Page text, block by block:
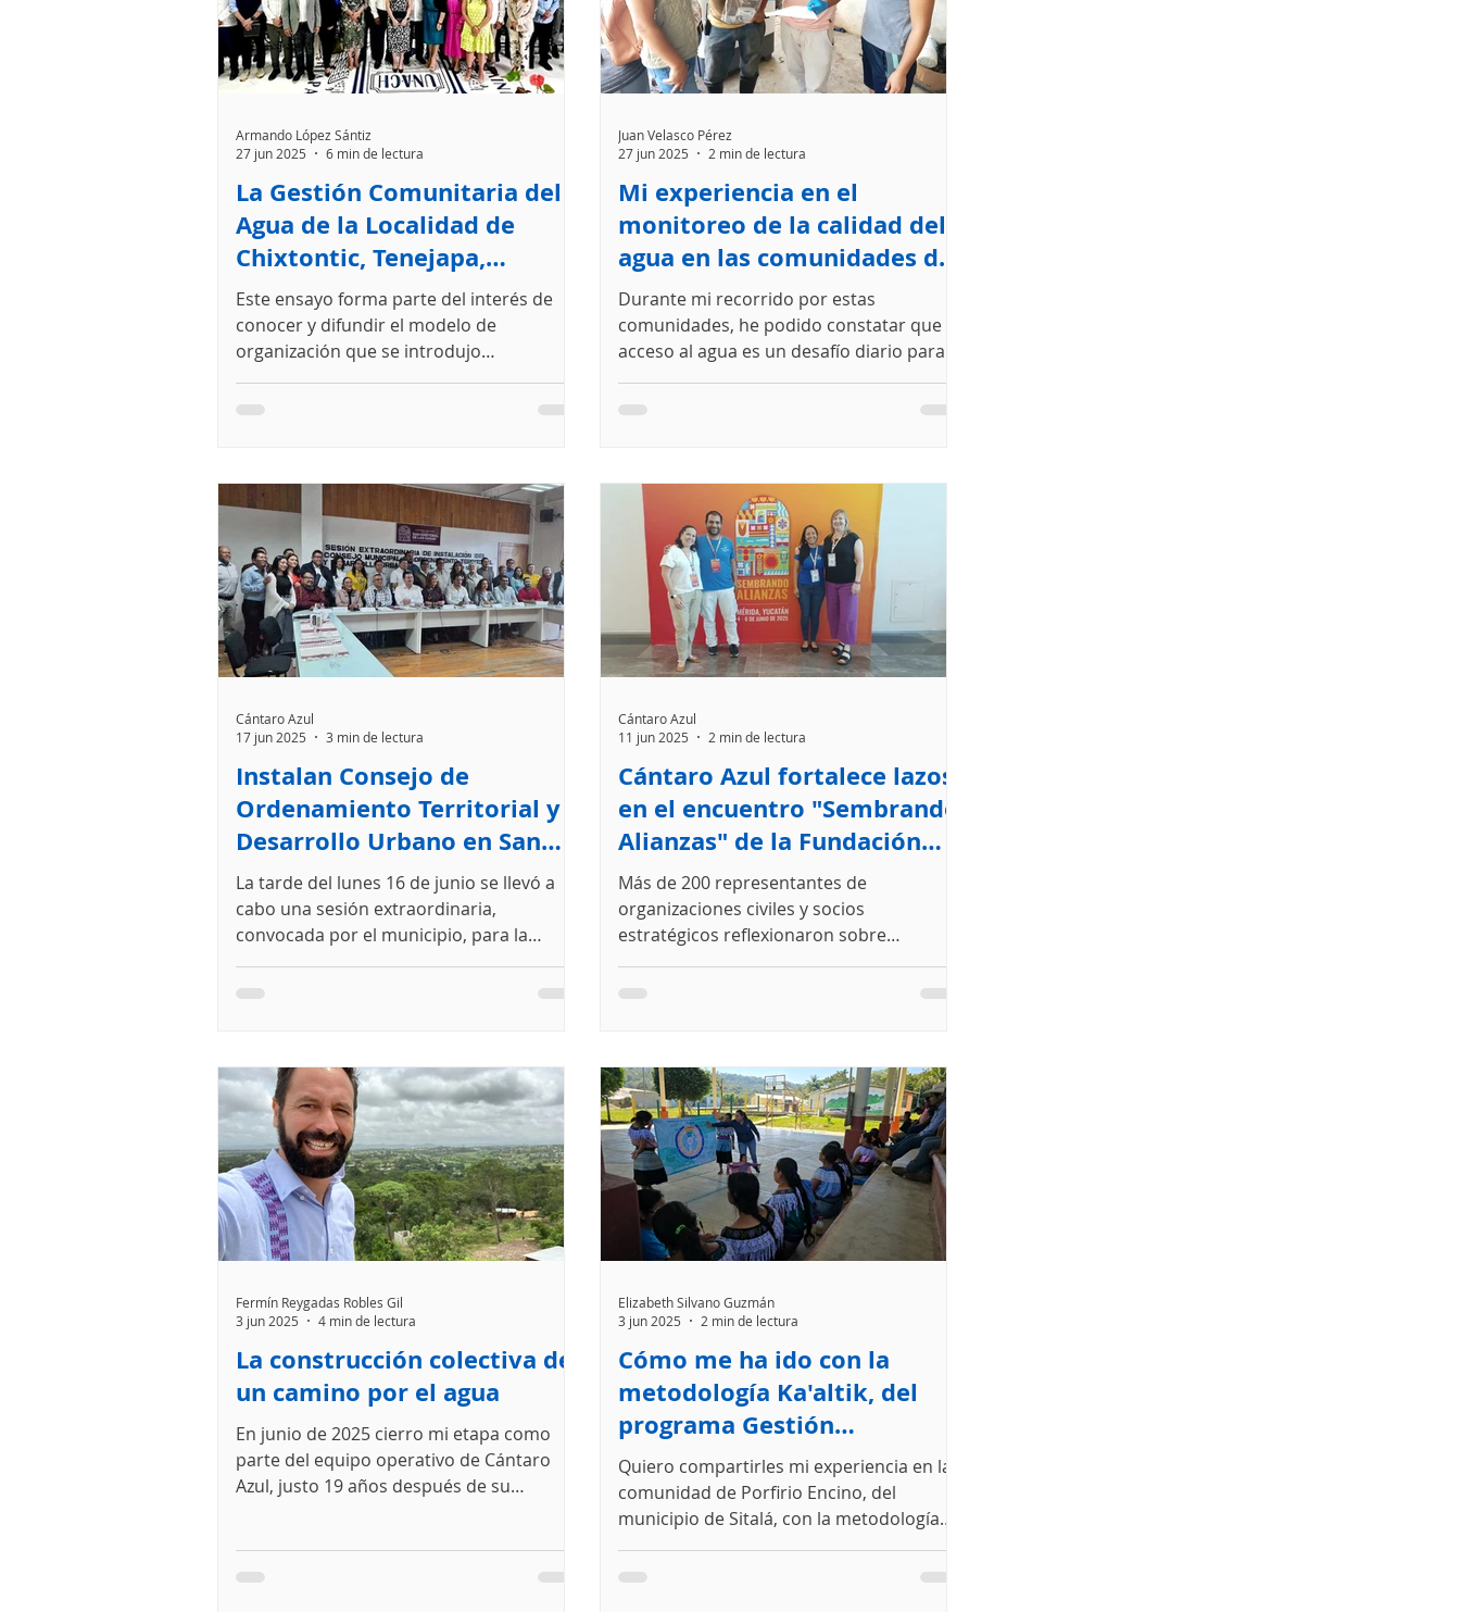
La Gestión Comunitaria del
Agua de la Localidad de
Chixtontic, Tenejapa,
Chiapas
Este ensayo forma parte del interés de
conocer y difundir el modelo de
organización que se introdujo
aproximadamente en el año 2015 en la...
Armando López Sántiz
27 jun 2025
6 min de lectura
Mi experiencia en el
monitoreo de la calidad del
agua en las comunidades de
La Trinitaria, Berriozábal y
Los Altos de Chiapas
Durante mi recorrido por estas
comunidades, he podido constatar que el
acceso al agua es un desafío diario para
muchas familias y en la...
Juan Velasco Pérez
27 jun 2025
2 min de lectura
Instalan Consejo de
Ordenamiento Territorial y
Desarrollo Urbano en San
Cristóbal: Cántaro Azul
impulsará agenda de agua
segura para la ciudad
La tarde del lunes 16 de junio se llevó a
cabo una sesión extraordinaria,
convocada por el municipio, para la
instalación del Consejo Municipal de
Ordenamiento Territorial y Desarrollo
Cántaro Azul
17 jun 2025
3 min de lectura
Cántaro Azul fortalece lazos
en el encuentro "Sembrando
Alianzas" de la Fundación
Kellogg
Más de 200 representantes de
organizaciones civiles y socios
estratégicos reflexionaron sobre
liderazgo comunitario y trabajo
intersectorial en el sur-sureste de México.
Cántaro Azul
11 jun 2025
2 min de lectura
La construcción colectiva de
un camino por el agua
En junio de 2025 cierro mi etapa como
parte del equipo operativo de Cántaro
Azul, justo 19 años después de su
Fermín Reygadas Robles Gil
3 jun 2025
4 min de lectura
Cómo me ha ido con la
metodología Ka'altik, del
programa Gestión
Comunitaria del Agua y
Saneamiento
Quiero compartirles mi experiencia en la
comunidad de Porfirio Encino, del
municipio de Sitalá, con la metodología
Ka’altik, en donde se...
Elizabeth Silvano Guzmán
3 jun 2025
2 min de lectura